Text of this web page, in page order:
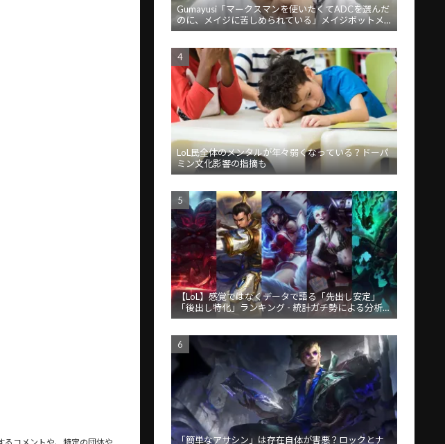
Gumayusi「マークスマンを使いたくてADCを選んだ
のに、メイジに苦しめられている」メイジボットメ
タに苦言
LoL民全体のメンタルが年々弱くなっている？ドーパ
ミン文化影響の指摘も
【LoL】感覚ではなくデータで語る「先出し安定」
「後出し特化」ランキング - 統計ガチ勢による分析が
話題
「簡単なアサシン」は存在自体が害悪？ロックとナ